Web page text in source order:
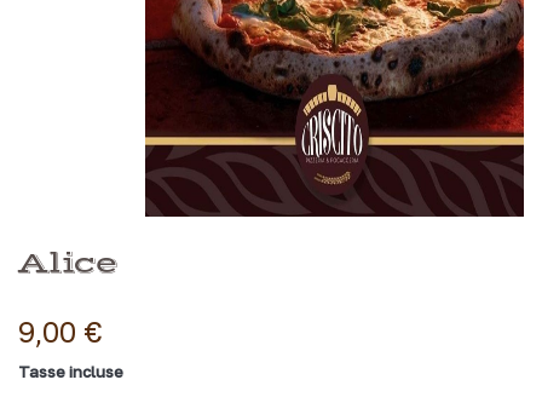
Alice
9,00 €
Tasse incluse